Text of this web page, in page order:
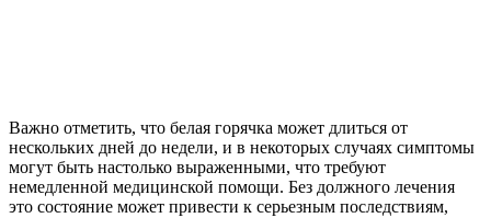
Важно отметить, что белая горячка может длиться от
нескольких дней до недели, и в некоторых случаях симптомы
могут быть настолько выраженными, что требуют
немедленной медицинской помощи. Без должного лечения
это состояние может привести к серьезным последствиям,